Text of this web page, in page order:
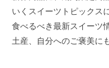
いくスイーツトピックス
食べるべき最新スイーツ
土産、自分へのご褒美に